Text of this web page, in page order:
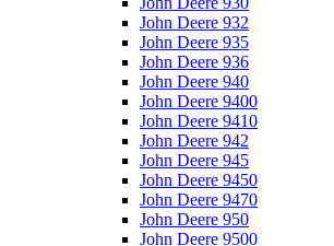
John Deere 932
John Deere 935
John Deere 936
John Deere 940
John Deere 9400
John Deere 9410
John Deere 942
John Deere 945
John Deere 9450
John Deere 9470
John Deere 950
John Deere 9500